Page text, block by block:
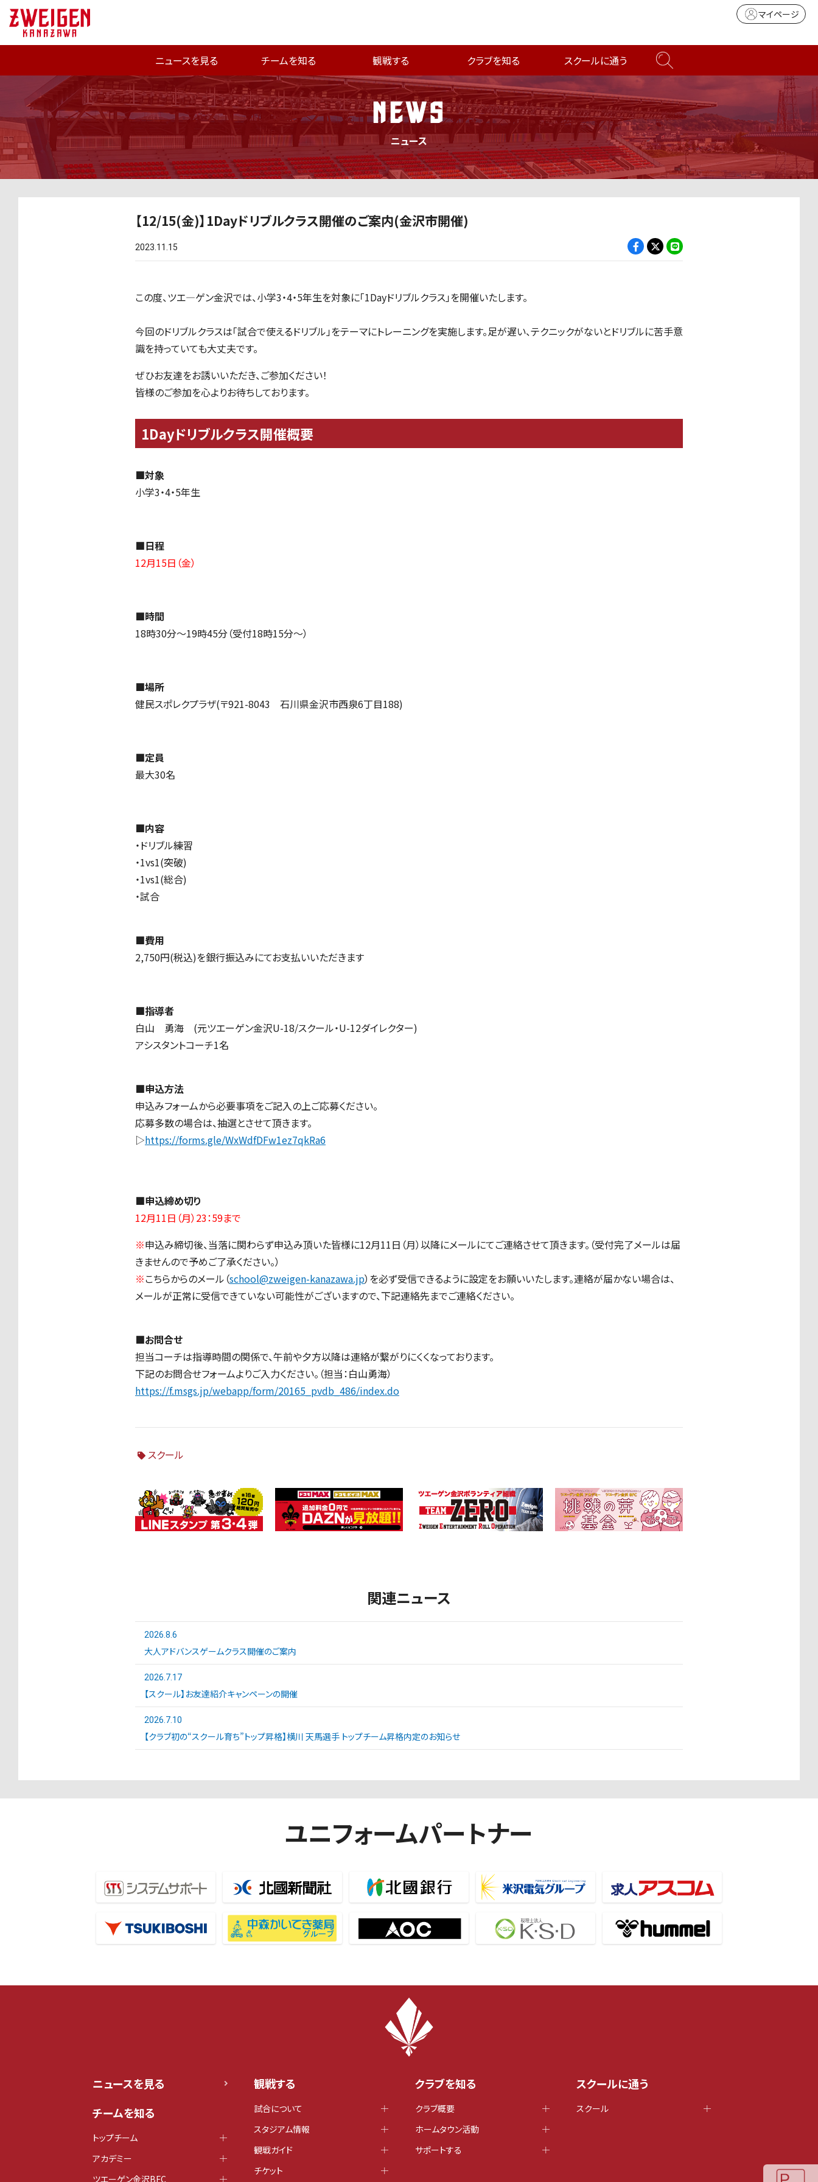
マイページ
ニュースを見る チームを知る 観戦する クラブを知る スクールに通う
NEWS
ニュース
【12/15(金)】1Dayドリブルクラス開催のご案内(金沢市開催)
2023.11.15
この度、ツエ―ゲン金沢では、小学3・4・5年生を対象に「1Dayドリブルクラス」を開催いたします。
今回のドリブルクラスは「試合で使えるドリブル」をテーマにトレーニングを実施します。足が遅い、テクニックがないとドリブルに苦手意
識を持っていても大丈夫です。
ぜひお友達をお誘いいただき、ご参加ください！
皆様のご参加を心よりお待ちしております。
1Dayドリブルクラス開催概要
■対象
小学3・4・5年生
■日程
12月15日（金）
■時間
18時30分～19時45分（受付18時15分～）
■場所
健民スポレクプラザ(〒921-8043 石川県金沢市西泉6丁目188)
■定員
最大30名
■内容
・ドリブル練習
・1vs1(突破)
・1vs1(総合)
・試合
■費用
2,750円(税込)を銀行振込みにてお支払いいただきます
■指導者
白山 勇海 (元ツエーゲン金沢U-18/スクール・U-12ダイレクター)
アシスタントコーチ1名
■申込方法
申込みフォームから必要事項をご記入の上ご応募ください。
応募多数の場合は、抽選とさせて頂きます。
▷https://forms.gle/WxWdfDFw1ez7qkRa6
■申込締め切り
12月11日（月）23：59まで
※申込み締切後、当落に関わらず申込み頂いた皆様に12月11日（月）以降にメールにてご連絡させて頂きます。（受付完了メールは届
きませんので予めご了承ください。）
※こちらからのメール（school@zweigen-kanazawa.jp）を必ず受信できるように設定をお願いいたします。連絡が届かない場合は、
メールが正常に受信できていない可能性がございますので、下記連絡先までご連絡ください。
■お問合せ
担当コーチは指導時間の関係で、午前や夕方以降は連絡が繋がりにくくなっております。
下記のお問合せフォームよりご入力ください。（担当：白山勇海）
https://f.msgs.jp/webapp/form/20165_pvdb_486/index.do
スクール
関連ニュース
2026.8.6
大人アドバンスゲームクラス開催のご案内
2026.7.17
【スクール】お友達紹介キャンペーンの開催
2026.7.10
【クラブ初の“スクール育ち”トップ昇格】横川 天馬選手 トップチーム昇格内定のお知らせ
ユニフォームパートナー
ニュースを見る
チームを知る
トップチーム
アカデミー
ツエーゲン金沢BFC
観戦する
試合について
スタジアム情報
観戦ガイド
チケット
クラブを知る
クラブ概要
ホームタウン活動
サポートする
スクールに通う
スクール